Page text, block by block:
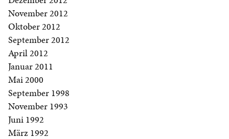
November 2012
Oktober 2012
September 2012
April 2012
Januar 2011
Mai 2000
September 1998
November 1993
Juni 1992
März 1992